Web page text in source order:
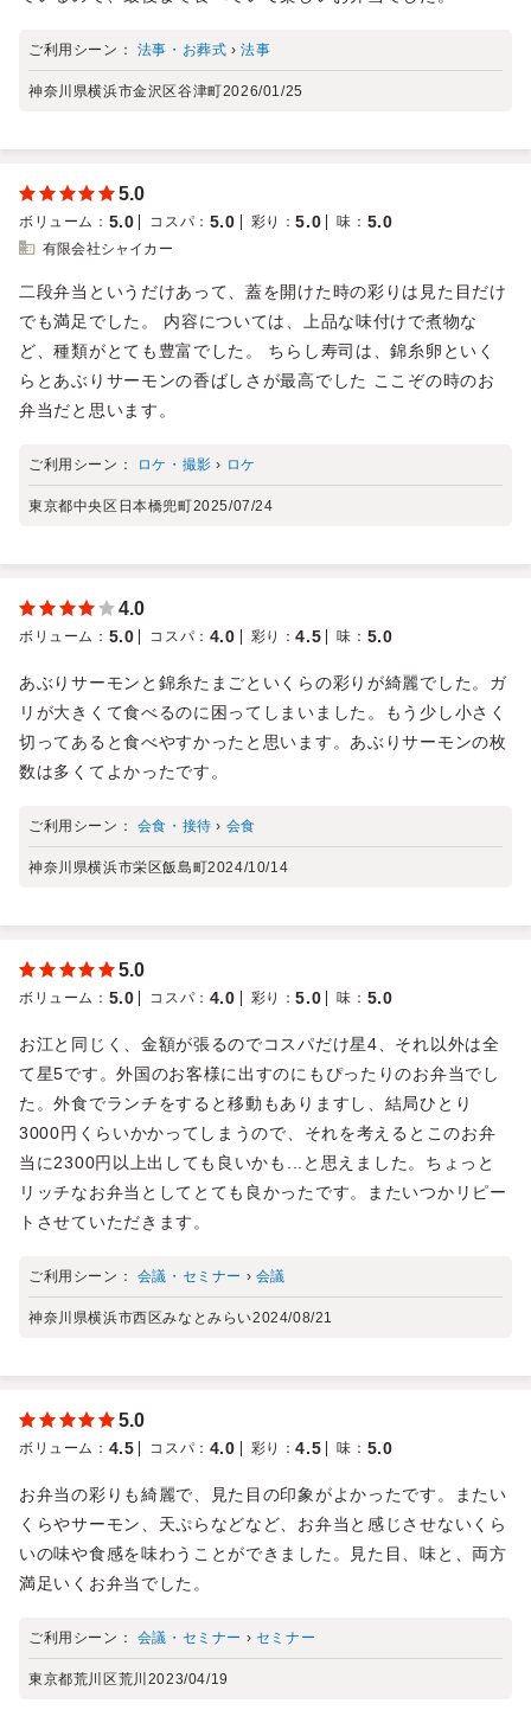
ご利用シーン： 法事・お葬式 ›法事
神奈川県横浜市金沢区谷津町2026/01/25
5.0
ボリューム ： 5.0 コスパ ： 5.0 彩り ：5.0 味 ： 5.0
有限会社シャイカー
二段弁当というだけあって、蓋を開けた時の彩りは見た目だけ
でも満足でした。 内容については、上品な味付けで煮物な
ど、種類がとても豊富でした。 ちらし寿司は、錦糸卵といく
らとあぶりサーモンの香ばしさが最高でした ここぞの時のお
弁当だと思います。
ご利用シーン： ロケ・撮影 › ロケ
東京都中央区日本橋兜町2025/07/24
4.0
ボリューム ： 5.0 コスパ ： 4.0 彩り ：4.5 味 ： 5.0
あぶりサーモンと錦糸たまごといくらの彩りが綺麗でした。ガ
リが大きくて食べるのに困ってしまいました。もう少し小さく
切ってあると食べやすかったと思います。あぶりサーモンの枚
数は多くてよかったです。
ご利用シーン： 会食・接待 › 会食
神奈川県横浜市栄区飯島町2024/10/14
5.0
ボリューム ： 5.0 コスパ ： 4.0 彩り ：5.0 味 ： 5.0
お江と同じく、金額が張るのでコスパだけ星4、それ以外は全
て星5です。外国のお客様に出すのにもぴったりのお弁当でし
た。外食でランチをすると移動もありますし、結局ひとり
3000円くらいかかってしまうので、それを考えるとこのお弁
当に2300円以上出しても良いかも...と思えました。ちょっと
リッチなお弁当としてとても良かったです。またいつかリピー
トさせていただきます。
ご利用シーン： 会議・セミナー › 会議
神奈川県横浜市西区みなとみらい2024/08/21
5.0
ボリューム ： 4.5 コスパ ： 4.0 彩り ：4.5 味 ： 5.0
お弁当の彩りも綺麗で、見た目の印象がよかったです。またい
くらやサーモン、天ぷらなどなど、お弁当と感じさせないくら
いの味や食感を味わうことができました。見た目、味と、両方
満足いくお弁当でした。
ご利用シーン： 会議・セミナー › セミナー
東京都荒川区荒川 2023/04/19